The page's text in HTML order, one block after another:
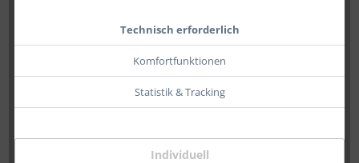
Technisch erforderlich
Komfortfunktionen
Statistik & Tracking
Individuell